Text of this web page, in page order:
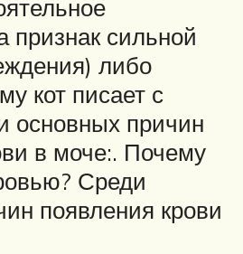
признак сильной
либо
кот писает с
основных причин
в моче:. Почему
Среди
появления крови